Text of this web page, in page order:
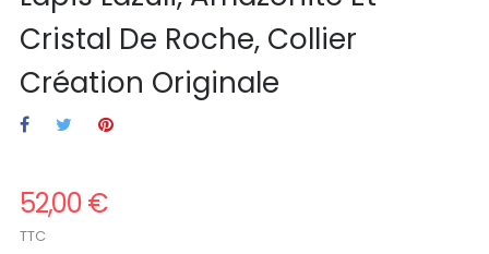
Cristal De Roche, Collier
Création Originale
52,00 €
TTC